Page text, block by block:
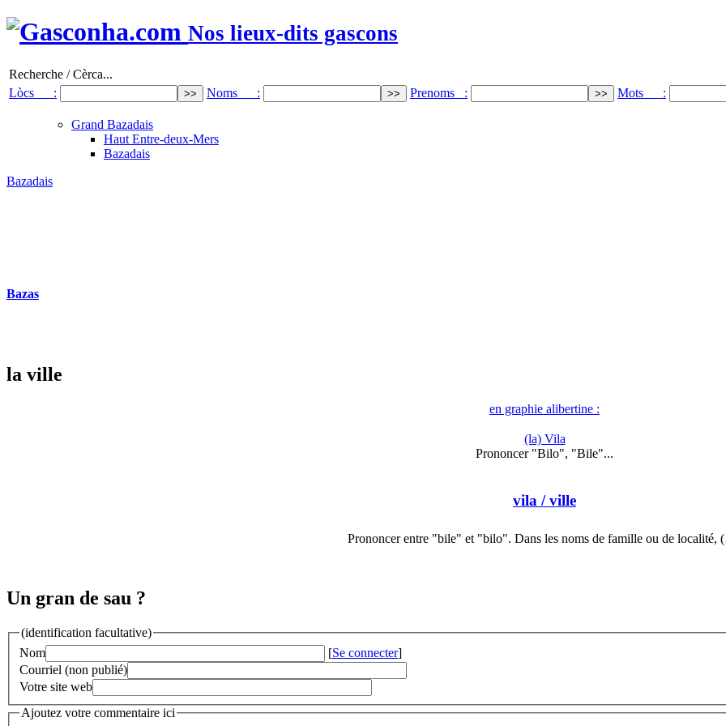
Nos lieux-dits gascons
Recherche / Cèrca...
Lòcs :
Noms : Prenoms : Mots :
Grand Bazadais
Haut Entre-deux-Mers
Bazadais
Bazadais
Bazas
la ville
en graphie alibertine :
(la) Vila
Prononcer "Bilo", "Bile"...
vila / ville
Prononcer entre "bile" et "bilo". Dans les noms de famille ou de localité,
Un gran de sau ?
(identification facultative)
Nom
[Se connecter]
Courriel (non publié)
Votre site web
Ajoutez votre commentaire ici